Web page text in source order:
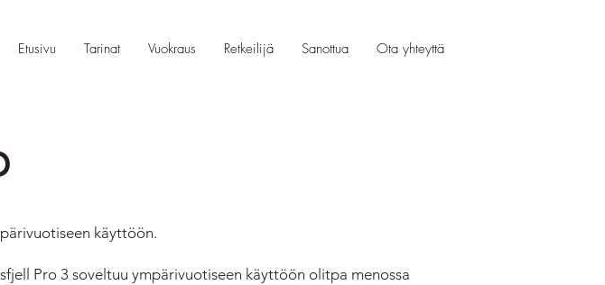
Etusivu Tarinat Vuokraus Retkeilijä Sanottua Ota yhteyttä
käyttöön.
Pro 3 soveltuu ympärivuotiseen käyttöön olitpa menossa